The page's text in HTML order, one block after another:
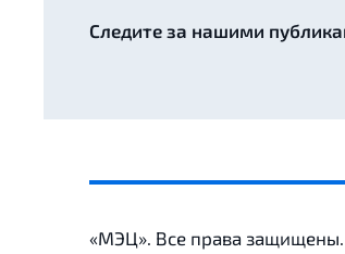
Следите за нашими
«МЭЦ». Все права защищены.